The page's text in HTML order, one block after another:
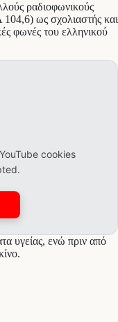
ραδιοφωνικούς
ως σχολιαστής και
φωνές του ελληνικού
cookies
υγείας, ενώ πριν από